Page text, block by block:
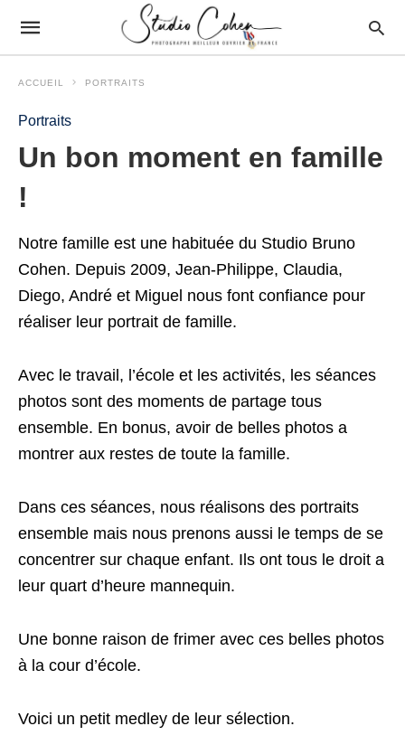
ACCUEIL PORTRAITS
Portraits
Un bon moment en famille
!
Notre famille est une habituée du Studio Bruno
Cohen. Depuis 2009, Jean-Philippe, Claudia,
Diego, André et Miguel nous font confiance pour
réaliser leur portrait de famille.
Avec le travail, l’école et les activités, les séances
photos sont des moments de partage tous
ensemble. En bonus, avoir de belles photos a
montrer aux restes de toute la famille.
Dans ces séances, nous réalisons des portraits
ensemble mais nous prenons aussi le temps de se
concentrer sur chaque enfant. Ils ont tous le droit a
leur quart d’heure mannequin.
Une bonne raison de frimer avec ces belles photos
à la cour d’école.
Voici un petit medley de leur sélection.